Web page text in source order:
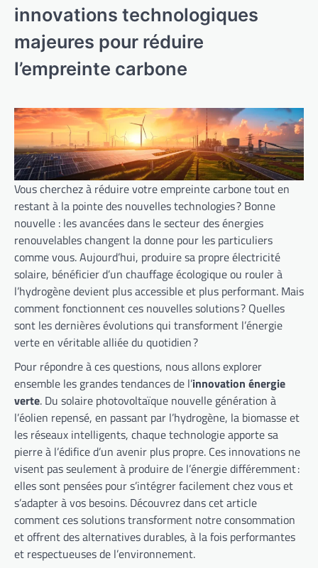
innovations technologiques
majeures pour réduire
l’empreinte carbone
Vous cherchez à réduire votre empreinte carbone tout en
restant à la pointe des nouvelles technologies ? Bonne
nouvelle : les avancées dans le secteur des énergies
renouvelables changent la donne pour les particuliers
comme vous. Aujourd’hui, produire sa propre électricité
solaire, bénéficier d’un chauffage écologique ou rouler à
l’hydrogène devient plus accessible et plus performant. Mais
comment fonctionnent ces nouvelles solutions ? Quelles
sont les dernières évolutions qui transforment l’énergie
verte en véritable alliée du quotidien ?
Pour répondre à ces questions, nous allons explorer
ensemble les grandes tendances de l’innovation énergie
verte. Du solaire photovoltaïque nouvelle génération à
l’éolien repensé, en passant par l’hydrogène, la biomasse et
les réseaux intelligents, chaque technologie apporte sa
pierre à l’édifice d’un avenir plus propre. Ces innovations ne
visent pas seulement à produire de l’énergie différemment :
elles sont pensées pour s’intégrer facilement chez vous et
s’adapter à vos besoins. Découvrez dans cet article
comment ces solutions transforment notre consommation
et offrent des alternatives durables, à la fois performantes
et respectueuses de l’environnement.